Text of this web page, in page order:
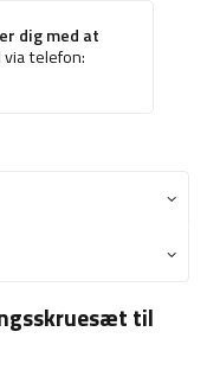
dig med at
telefon:
til